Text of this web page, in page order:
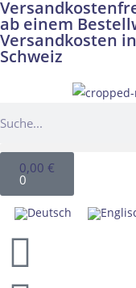
ab einem
Versandkosten
Schweiz
0,00 €
0